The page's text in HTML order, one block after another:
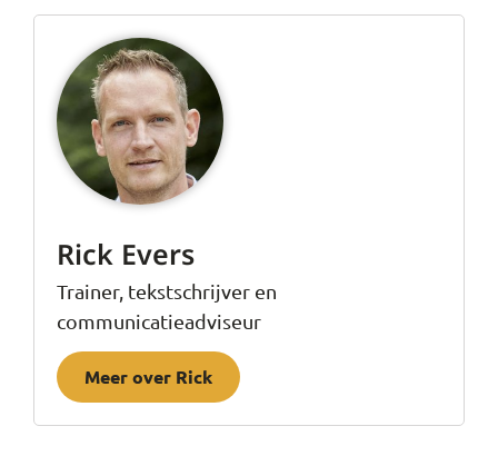
Rick Evers
Trainer, tekstschrijver en
communicatieadviseur
Meer over Rick